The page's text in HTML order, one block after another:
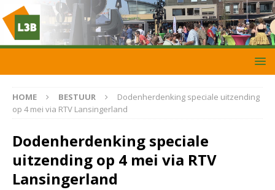
HOME BESTUUR
Dodenherdenking speciale uitzending
op 4 mei via RTV Lansingerland
Dodenherdenking speciale
uitzending op 4 mei via RTV
Lansingerland